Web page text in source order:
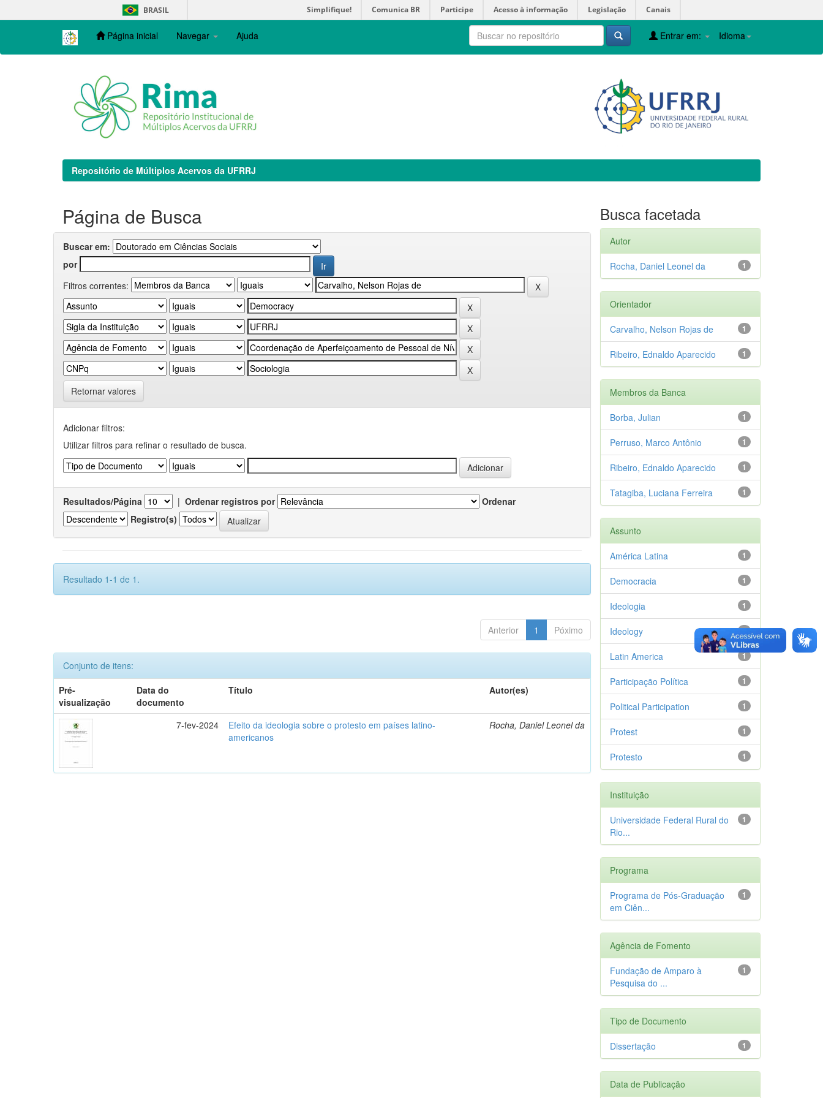
navigation
BRASIL Simplifique! Comunica BR Participe Acesso à informação Legislação Canais
Página inicial Navegar Ajuda Idioma
Entrar em:
Repositório de Múltiplos Acervos da UFRRJ
Página de Busca
Buscar em:
por
Filtros correntes:
Retornar valores
Adicionar filtros:
Utilizar filtros para refinar o resultado de busca.
Resultados/Página | Ordenar registros por
Ordenar
Registro(s)
Resultado 1-1 de 1.
Anterior 1 Póximo
Conjunto de itens:
Pré-
visualização
Data do
documento
Título Autor(es)
7-fev-2024
Efeito da ideologia sobre o protesto em países latino-
americanos
Rocha, Daniel Leonel da
Busca facetada
Autor
1
Rocha, Daniel Leonel da
Orientador
1
Carvalho, Nelson Rojas de
1
Ribeiro, Ednaldo Aparecido
Membros da Banca
1
Borba, Julian
1
Perruso, Marco Antônio
1
Ribeiro, Ednaldo Aparecido
1
Tatagiba, Luciana Ferreira
Assunto
1
América Latina
1
Democracia
1
Ideologia
1
Ideology
1
Latin America
1
Participação Política
1
Political Participation
1
Protest
1
Protesto
Instituição
1
Universidade Federal Rural do
Rio...
Programa
1
Programa de Pós-Graduação
em Ciên...
Agência de Fomento
1
Fundação de Amparo à
Pesquisa do ...
Tipo de Documento
1
Dissertação
Data de Publicação